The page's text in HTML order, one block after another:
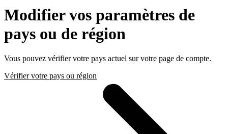
Modifier vos paramètres de
pays ou de région
Vous pouvez vérifier votre pays actuel sur votre page de compte.
Vérifier votre pays ou région